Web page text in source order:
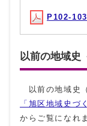
P102-
以前の地域史
以前の地域史
「旭区地域史づ
からご覧になれ